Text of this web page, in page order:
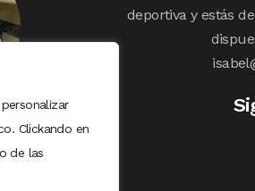
Clickando en
de las
deportiva y estás